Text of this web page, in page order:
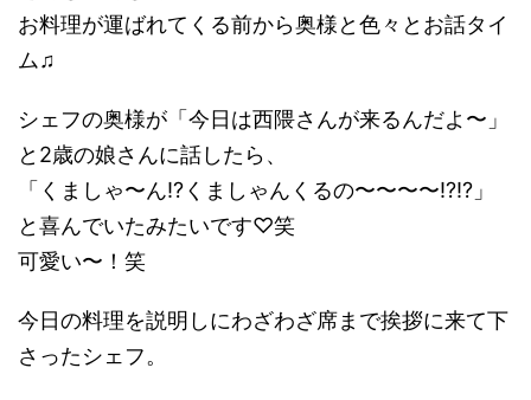
お料理が運ばれてくる前から奥様と色々とお話タイ
ム♫
シェフの奥様が「今日は西隈さんが来るんだよ〜」
と2歳の娘さんに話したら、
「くましゃ〜ん!?くましゃんくるの〜〜〜〜!?!?」
と喜んでいたみたいです♡笑
可愛い〜！笑
今日の料理を説明しにわざわざ席まで挨拶に来て下
さったシェフ。